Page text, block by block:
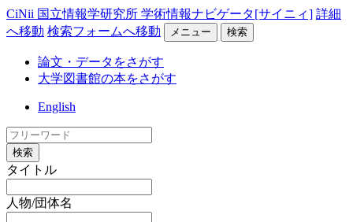
CiNii 国立情報学研究所 学術情報ナビゲータ[サイニィ] 詳細
へ移動 検索フォームへ移動 メニュー 検索
論文・データをさがす
大学図書館の本をさがす
English
検索
タイトル
人物/団体名